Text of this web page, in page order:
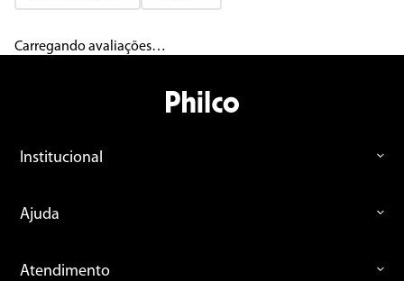
Carregando avaliações…
Institucional
Ajuda
Atendimento